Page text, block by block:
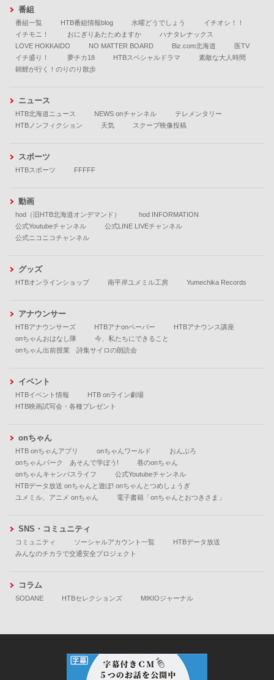
番組
番組一覧 HTB番組情報blog 水曜どうでしょう
イチオシ！！
イチモニ！
おにぎりあたためますか
ハナタレナックス
LOVE HOKKAIDO
NO MATTER BOARD Biz.com北海道
医TV
イチ盛り！
夢チカ18 HTBスペシャルドラマ
素敵な大人時間
錦鯉が行く！のりのり散歩
ニュース
HTB北海道ニュース NEWS onチャンネル
テレメンタリー
HTBノンフィクション
天気 スクープ映像投稿
スポーツ
HTBスポーツ FFFFF
動画
hod（旧HTB北海道オンデマンド）
hod INFORMATION
公式Youtubeチャンネル
公式LINE LIVEチャンネル
公式ニコニコチャンネル
グッズ
HTBオンラインショップ 南平岸ユメミル工房 Yumechika Records
アナウンサー
HTBアナウンサーズ HTBアナonペーパー
HTBアナウンス講座
onちゃんおはなし隊
今、私たちにできること
onちゃん出前授業 詩集サイロの朗読会
イベント
HTBイベント情報
HTB onライン劇場
HTB映画試写会・各種プレゼント
onちゃん
HTB onちゃんアプリ onちゃんワールド
おんぶろ
onちゃんパーク あそんで学ぼう!
巷のonちゃん
onちゃんキャンパスライフ
公式Youtubeチャンネル
HTBデータ放送 onちゃんと遊ぼ! onちゃんとつめしょうぎ
ユメミル、アニメ onちゃん
電子書籍「onちゃんとおつきさま」
SNS・コミュニティ
コミュニティ ソーシャルアカウント一覧
HTBデータ放送
みんなのチカラで交通安全プロジェクト
コラム
SODANE HTBセレクションズ MIKIOジャーナル